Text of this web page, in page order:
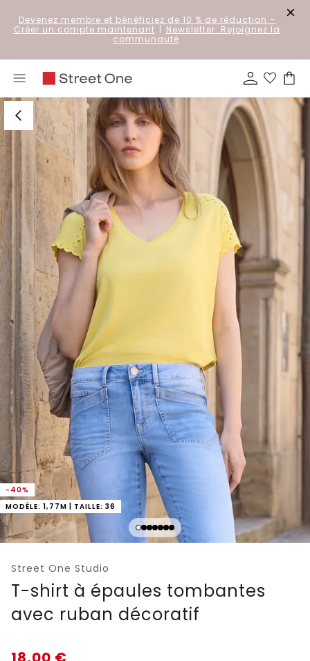
Devenez membre et bénéficiez de 10 % de réduction –
Créer un compte maintenant | Newsletter: Rejoignez la
communauté
-40%
MODÈLE: 1,77M | TAILLE: 36
Street One Studio
T-shirt à épaules tombantes
avec ruban décoratif